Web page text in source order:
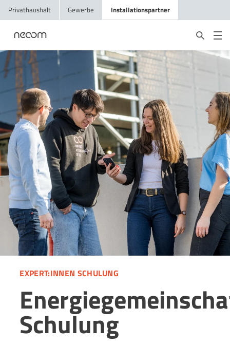
Privathaushalt Gewerbe Installationspartner
EXPERT:INNEN SCHULUNG
Schulung